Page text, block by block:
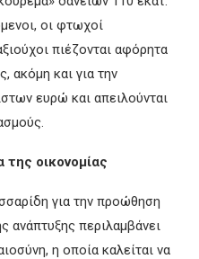
οι φτωχοί
πιέζονται αφόρητα
ακόμη και για την
ευρώ και απειλούνται
οικονομίας
για την προώθηση
ανάπτυξης περιλαμβάνει
η οποία καλείται να